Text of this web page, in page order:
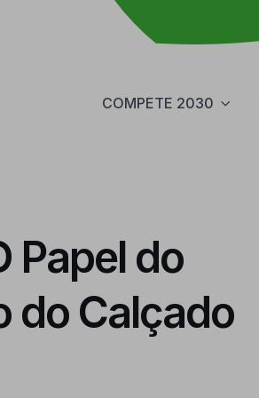
COMPETE 2030
Papel do
do Calçado